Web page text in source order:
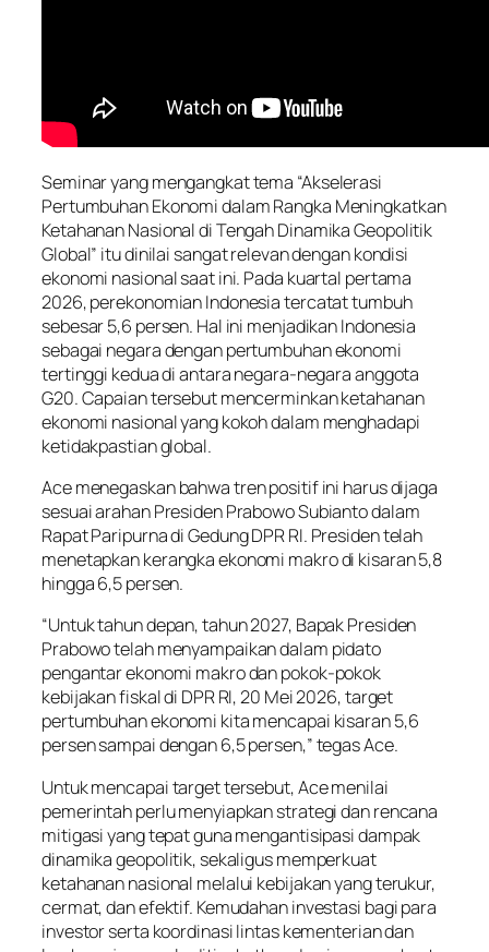
Seminar yang mengangkat tema “Akselerasi
Pertumbuhan Ekonomi dalam Rangka Meningkatkan
Ketahanan Nasional di Tengah Dinamika Geopolitik
Global” itu dinilai sangat relevan dengan kondisi
ekonomi nasional saat ini. Pada kuartal pertama
2026, perekonomian Indonesia tercatat tumbuh
sebesar 5,6 persen. Hal ini menjadikan Indonesia
sebagai negara dengan pertumbuhan ekonomi
tertinggi kedua di antara negara-negara anggota
G20. Capaian tersebut mencerminkan ketahanan
ekonomi nasional yang kokoh dalam menghadapi
ketidakpastian global.
Ace menegaskan bahwa tren positif ini harus dijaga
sesuai arahan Presiden Prabowo Subianto dalam
Rapat Paripurna di Gedung DPR RI. Presiden telah
menetapkan kerangka ekonomi makro di kisaran 5,8
hingga 6,5 persen.
“Untuk tahun depan, tahun 2027, Bapak Presiden
Prabowo telah menyampaikan dalam pidato
pengantar ekonomi makro dan pokok-pokok
kebijakan fiskal di DPR RI, 20 Mei 2026, target
pertumbuhan ekonomi kita mencapai kisaran 5,6
persen sampai dengan 6,5 persen,” tegas Ace.
Untuk mencapai target tersebut, Ace menilai
pemerintah perlu menyiapkan strategi dan rencana
mitigasi yang tepat guna mengantisipasi dampak
dinamika geopolitik, sekaligus memperkuat
ketahanan nasional melalui kebijakan yang terukur,
cermat, dan efektif. Kemudahan investasi bagi para
investor serta koordinasi lintas kementerian dan